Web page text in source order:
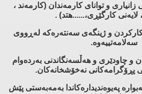
زانیاری و توانای كارمەندان (كارمەند ،
لایەنی كارگێڕی،......هتد) .
كاركردن و ژینگەی سەنتەرەكە لەڕووی
سەلامەتییەوە.
و چاودێری و هەڵسەنگاندنی بەردەوام
پڕۆگرامەكانی نەخۆشخانەكان.
پەیوەندیدارەكاندا بەمەبەستی پێش